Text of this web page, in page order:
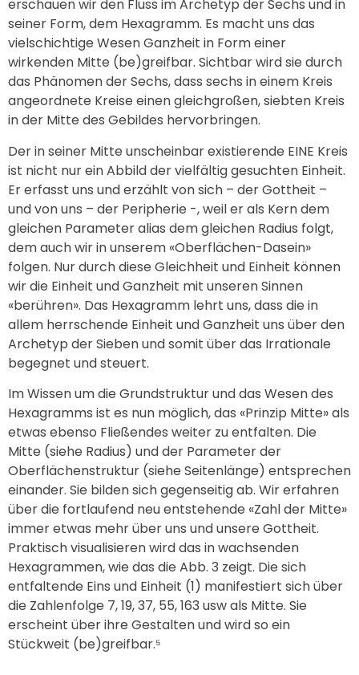
erschauen wir den Fluss im Archetyp der Sechs und in
seiner Form, dem Hexagramm. Es macht uns das
vielschichtige Wesen Ganzheit in Form einer
wirkenden Mitte (be)greifbar. Sichtbar wird sie durch
das Phänomen der Sechs, dass sechs in einem Kreis
angeordnete Kreise einen gleichgroßen, siebten Kreis
in der Mitte des Gebildes hervorbringen.
Der in seiner Mitte unscheinbar existierende EINE Kreis
ist nicht nur ein Abbild der vielfältig gesuchten Einheit.
Er erfasst uns und erzählt von sich – der Gottheit –
und von uns – der Peripherie -, weil er als Kern dem
gleichen Parameter alias dem gleichen Radius folgt,
dem auch wir in unserem «Oberflächen-Dasein»
folgen. Nur durch diese Gleichheit und Einheit können
wir die Einheit und Ganzheit mit unseren Sinnen
«berühren». Das Hexagramm lehrt uns, dass die in
allem herrschende Einheit und Ganzheit uns über den
Archetyp der Sieben und somit über das Irrationale
begegnet und steuert.
Im Wissen um die Grundstruktur und das Wesen des
Hexagramms ist es nun möglich, das «Prinzip Mitte» als
etwas ebenso Fließendes weiter zu entfalten. Die
Mitte (siehe Radius) und der Parameter der
Oberflächenstruktur (siehe Seitenlänge) entsprechen
einander. Sie bilden sich gegenseitig ab. Wir erfahren
über die fortlaufend neu entstehende «Zahl der Mitte»
immer etwas mehr über uns und unsere Gottheit.
Praktisch visualisieren wird das in wachsenden
Hexagrammen, wie das die Abb. 3 zeigt. Die sich
entfaltende Eins und Einheit (1) manifestiert sich über
die Zahlenfolge 7, 19, 37, 55, 163 usw als Mitte. Sie
erscheint über ihre Gestalten und wird so ein
Stückweit (be)greifbar.⁵